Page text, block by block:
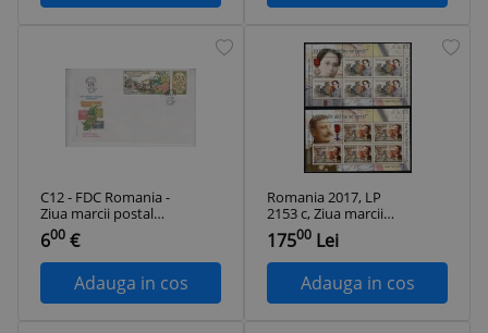
C12 - FDC Romania -
Ziua marcii postale
romanesti - cu
vinieta - LP1384a -
1995
600 €
Adauga in cos
Romania 2017, LP
2153 c, Ziua marcii
postale romanesti -
1917, Pe aici nu se
trece!, minicoli de 5
timbre + 1 vinieta,
MNH! RARE!!!
17500 Lei
Adauga in cos